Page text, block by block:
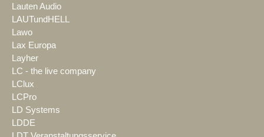
Lauten Audio
LAUTundHELL
Lawo
Lax Europa
Layher
LC - the live company
LClux
LCPro
LD Systems
LDDE